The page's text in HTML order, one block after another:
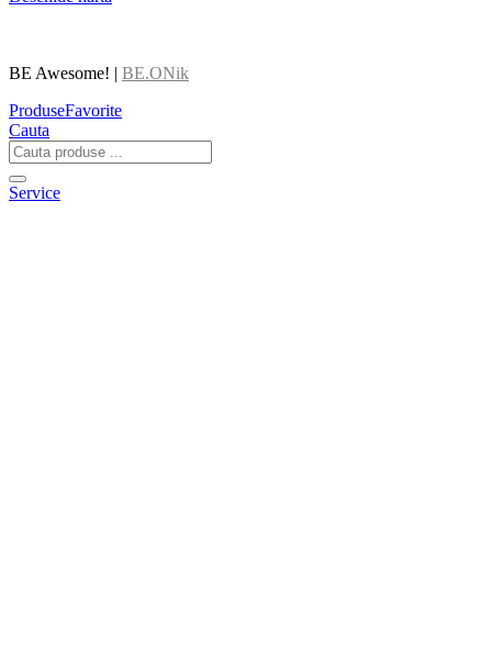
BE Awesome! | BE.ONik
ProduseFavorite
Cauta
Service